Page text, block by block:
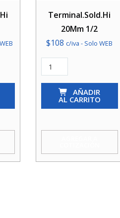
Terminal.Sold.Hi
20Mm 1/2
$108 c/iva - Solo WEB
Terminal.Sold.Hi
20Mm
AÑADIR
AL CARRITO